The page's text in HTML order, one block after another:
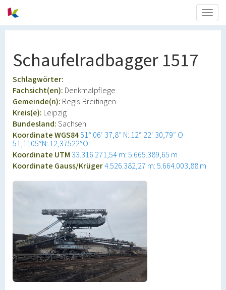
Schaufelradbagger 1517
Schlagwörter:
Fachsicht(en): Denkmalpflege
Gemeinde(n): Regis-Breitingen
Kreis(e): Leipzig
Bundesland:Sachsen
Koordinate WGS8451° 06′ 37,8″ N: 12° 22′ 30,79″ O
51,1105°N: 12,37522°O
Koordinate UTM 33.316.271,54 m: 5.665.389,65 m
Koordinate Gauss/Krüger4.526.382,27 m: 5.664.003,88 m